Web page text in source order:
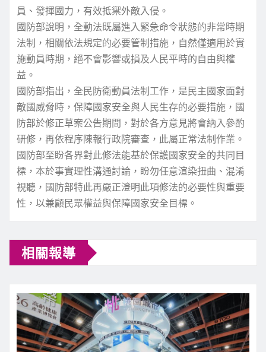
員、發揮國力，有效抵禦外敵入侵。
國防部說明，全動法既屬進入緊急命令狀態的非常時期
法制，相關依法規定的必要管制措施，自然僅適用於實
施動員時期，絕不會影響或損及人民平時的自由與權
益。
國防部指出，全民防衛動員法制工作，是民主國家面對
敵國威脅時，保障國家安全與人民生存的必要措施，國
防部於修正草案公告期間，對於各方意見將會納入參酌
研修，再依程序陳報行政院審查，此屬正常法制作業。
國防部至盼各界對此修法能基於保護國家安全的共同目
標，本於事實理性溝通討論，盼勿任意渲染扭曲、混淆
視聽，國防部特此再嚴正澄明此項修法的必要性與重要
性，以兼顧民眾權益與保障國家安全目標。
相關報導